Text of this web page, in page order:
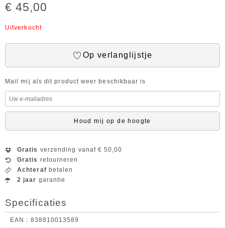
€ 45,00
Uitverkocht
Op verlanglijstje
Mail mij als dit product weer beschikbaar is
Houd mij op de hoogte
Gratis verzending vanaf € 50,00
Gratis retourneren
Achteraf betalen
2 jaar garantie
Specificaties
EAN 838810013589